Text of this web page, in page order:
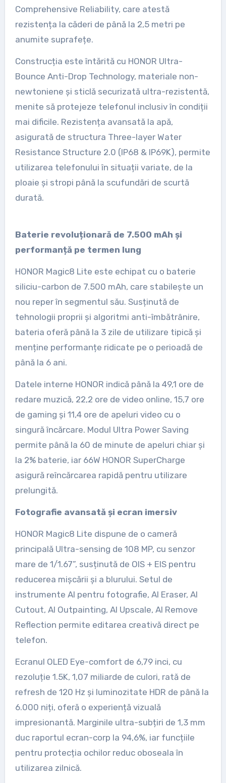
Comprehensive Reliability, care atestă
rezistența la căderi de până la 2,5 metri pe
anumite suprafețe.
Construcția este întărită cu HONOR Ultra-
Bounce Anti-Drop Technology, materiale non-
newtoniene și sticlă securizată ultra-rezistentă,
menite să protejeze telefonul inclusiv în condiții
mai dificile. Rezistența avansată la apă,
asigurată de structura Three-layer Water
Resistance Structure 2.0 (IP68 & IP69K), permite
utilizarea telefonului în situații variate, de la
ploaie și stropi până la scufundări de scurtă
durată.
Baterie revoluționară de 7.500 mAh și
performanță pe termen lung
HONOR Magic8 Lite este echipat cu o baterie
siliciu-carbon de 7.500 mAh, care stabilește un
nou reper în segmentul său. Susținută de
tehnologii proprii și algoritmi anti-îmbătrânire,
bateria oferă până la 3 zile de utilizare tipică și
menține performanțe ridicate pe o perioadă de
până la 6 ani.
Datele interne HONOR indică până la 49,1 ore de
redare muzică, 22,2 ore de video online, 15,7 ore
de gaming și 11,4 ore de apeluri video cu o
singură încărcare. Modul Ultra Power Saving
permite până la 60 de minute de apeluri chiar și
la 2% baterie, iar 66W HONOR SuperCharge
asigură reîncărcarea rapidă pentru utilizare
prelungită.
Fotografie avansată și ecran imersiv
HONOR Magic8 Lite dispune de o cameră
principală Ultra-sensing de 108 MP, cu senzor
mare de 1/1.67”, susținută de OIS + EIS pentru
reducerea mișcării și a blurului. Setul de
instrumente AI pentru fotografie, AI Eraser, AI
Cutout, AI Outpainting, AI Upscale, AI Remove
Reflection permite editarea creativă direct pe
telefon.
Ecranul OLED Eye-comfort de 6,79 inci, cu
rezoluție 1.5K, 1,07 miliarde de culori, rată de
refresh de 120 Hz și luminozitate HDR de până la
6.000 niți, oferă o experiență vizuală
impresionantă. Marginile ultra-subțiri de 1,3 mm
duc raportul ecran-corp la 94,6%, iar funcțiile
pentru protecția ochilor reduc oboseala în
utilizarea zilnică.